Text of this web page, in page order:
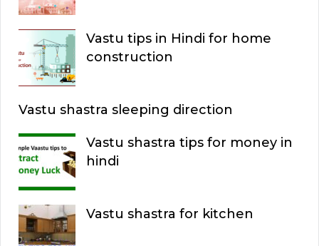
Vastu tips in Hindi for home
construction
Vastu shastra sleeping direction
Vastu shastra tips for money in
hindi
Vastu shastra for kitchen